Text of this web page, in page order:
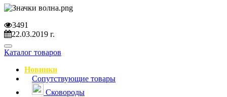
3491
22.03.2019 г.
Навигация
Каталог товаров
Новинки
Сопутствующие товары
Сковороды